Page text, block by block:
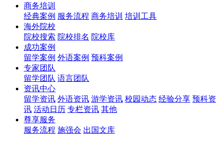
商务培训
经典案例 服务流程 商务培训 培训工具
海外院校
院校搜索 院校排名 院校库
成功案例
留学案例 外语案例 预科案例
专家团队
留学团队 语言团队
资讯中心
留学资讯 外语资讯 游学资讯 校园动态 经验分享 预科资
讯 活动日历 专栏资讯 其他
尊享服务
服务流程 施强会 出国文库